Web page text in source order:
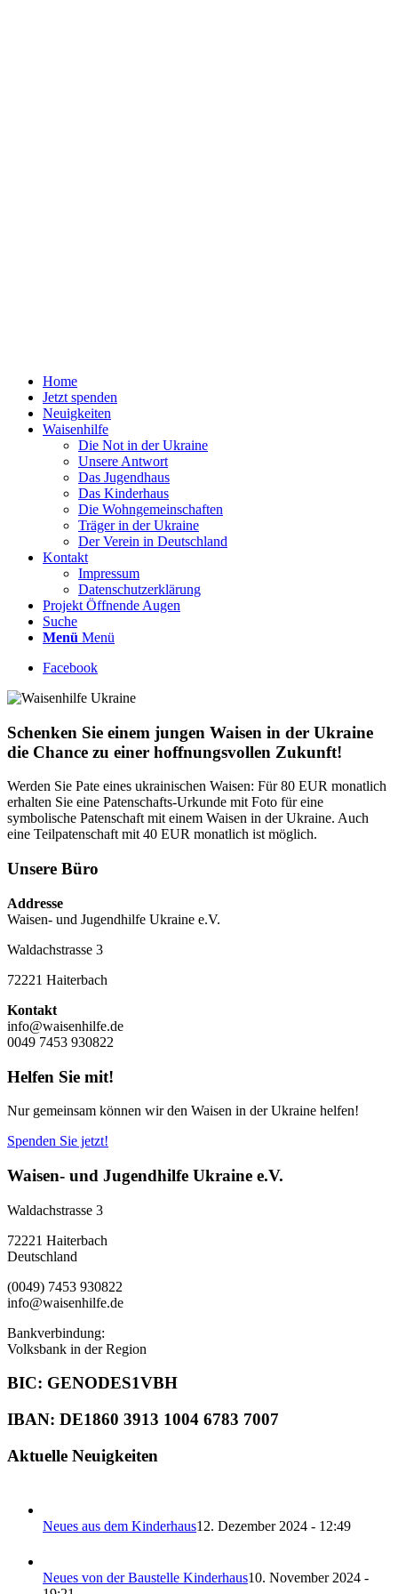
Home
Jetzt spenden
Neuigkeiten
Waisenhilfe
Die Not in der Ukraine
Unsere Antwort
Das Jugendhaus
Das Kinderhaus
Die Wohngemeinschaften
Träger in der Ukraine
Der Verein in Deutschland
Kontakt
Impressum
Datenschutzerklärung
Projekt Öffnende Augen
Suche
Menü Menü
Facebook
Schenken Sie einem jungen Waisen in der Ukraine
die Chance zu einer hoffnungsvollen Zukunft!
Werden Sie Pate eines ukrainischen Waisen: Für 80 EUR monatlich
erhalten Sie eine Patenschafts-Urkunde mit Foto für eine
symbolische Patenschaft mit einem Waisen in der Ukraine. Auch
eine Teilpatenschaft mit 40 EUR monatlich ist möglich.
Unsere Büro
Addresse
Waisen- und Jugendhilfe Ukraine e.V.
Waldachstrasse 3
72221 Haiterbach
Kontakt
info@waisenhilfe.de
0049 7453 930822
Helfen Sie mit!
Nur gemeinsam können wir den Waisen in der Ukraine helfen!
Spenden Sie jetzt!
Waisen- und Jugendhilfe Ukraine e.V.
Waldachstrasse 3
72221 Haiterbach
Deutschland
(0049) 7453 930822
info@waisenhilfe.de
Bankverbindung:
Volksbank in der Region
BIC: GENODES1VBH
IBAN: DE1860 3913 1004 6783 7007
Aktuelle Neuigkeiten
Neues aus dem Kinderhaus12. Dezember 2024 - 12:49
Neues von der Baustelle Kinderhaus10. November 2024 -